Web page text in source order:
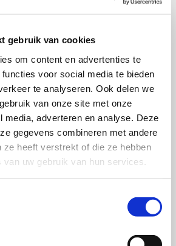
gebruik van cookies
om content en advertenties te
voor social media te bieden
te analyseren. Ook delen we
van onze site met onze
media, adverteren en analyse. Deze
gegevens combineren met andere
ze heeft verstrekt of die ze hebben
uw gebruik van hun services.